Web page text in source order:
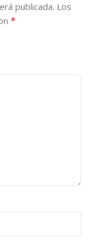
publicada. Los
*